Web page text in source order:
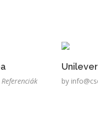
Referenciák
Unilever
by